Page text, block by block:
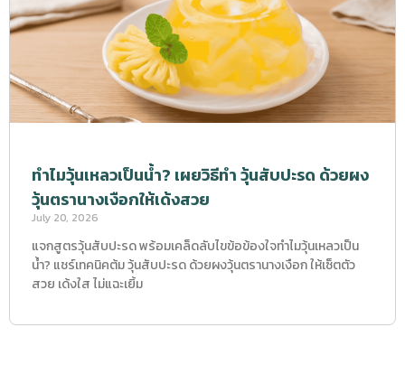
ทำไมวุ้นเหลวเป็นน้ำ? เผยวิธีทำ วุ้นสับปะรด ด้วยผง
วุ้นตรานางเงือกให้เด้งสวย
July 20, 2026
แจกสูตรวุ้นสับปะรด พร้อมเคล็ดลับไขข้อข้องใจทำไมวุ้นเหลวเป็น
น้ำ? แชร์เทคนิคต้ม วุ้นสับปะรด ด้วยผงวุ้นตรานางเงือก ให้เซ็ตตัว
สวย เด้งใส ไม่แฉะเยิ้ม